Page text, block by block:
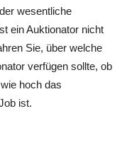
wesentliche
ein Auktionator nicht
Sie, über welche
verfügen sollte, ob
hoch das
ist.